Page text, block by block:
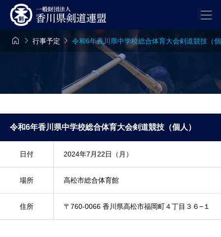
  行事予定  令和6年香川県中学校総合体育大会剣道競技（
令和6年香川県中学校総合体育大会剣道競技（個人）
日付 2024年7月22日（月）
場所 高松市総合体育館
住所 〒760-0066 香川県高松市福岡町４丁目３６−１